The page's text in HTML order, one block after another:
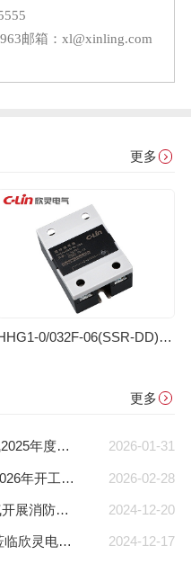
邮箱：xl@xinling.com
更多
HHG1-0/032F-06(SSR-DD)（改进型）单相固体继电器(直流控制直流)
更多
2026-01-31
同“欣”同行 智领新程 | 欣灵电气2025年度表彰总结大会暨新年酒会成功举办！
2026-02-28
马上欣程 同心共跃 | 欣灵电气2026年开工大吉！
2024-12-20
预防为主，防治结合 | 欣灵电气开展消防应急预案演练活动
2024-12-17
温州市政协副主席陈胜峰一行莅临欣灵电气调研指导